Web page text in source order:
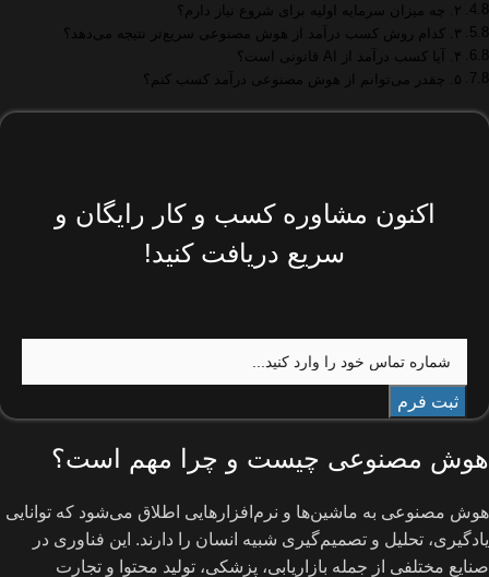
۲. چه میزان سرمایه اولیه برای شروع نیاز دارم؟
۳. کدام روش کسب درآمد از هوش مصنوعی سریع‌تر نتیجه می‌دهد؟
۴. آیا کسب درآمد از AI قانونی است؟
۵. چقدر می‌توانم از هوش مصنوعی درآمد کسب کنم؟
اکنون مشاوره کسب و کار رایگان و
سریع دریافت کنید!
هوش مصنوعی چیست و چرا مهم است؟
هوش مصنوعی به ماشین‌ها و نرم‌افزارهایی اطلاق می‌شود که توانایی
یادگیری، تحلیل و تصمیم‌گیری شبیه انسان را دارند. این فناوری در
صنایع مختلفی از جمله بازاریابی، پزشکی، تولید محتوا و تجارت